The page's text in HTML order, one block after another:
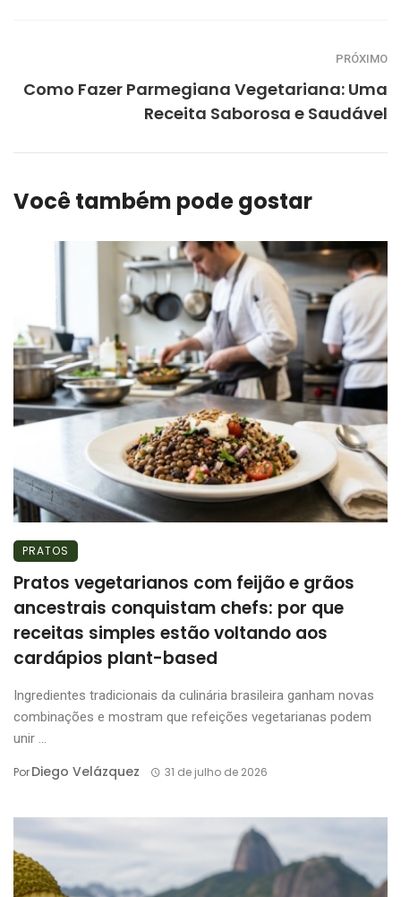
PRÓXIMO
Como Fazer Parmegiana Vegetariana: Uma
Receita Saborosa e Saudável
Você também pode gostar
PRATOS
Pratos vegetarianos com feijão e grãos
ancestrais conquistam chefs: por que
receitas simples estão voltando aos
cardápios plant-based
Ingredientes tradicionais da culinária brasileira ganham novas
combinações e mostram que refeições vegetarianas podem
unir ...
PorDiego Velázquez 31 de julho de 2026